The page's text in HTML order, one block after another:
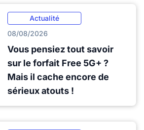
Actualité
08/08/2026
Vous pensiez tout savoir
sur le forfait Free 5G+ ?
Mais il cache encore de
sérieux atouts !